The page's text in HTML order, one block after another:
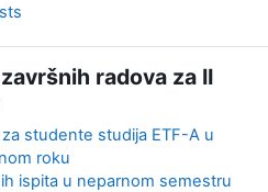
radova za II
studente studija ETF-A u
roku
ispita u neparnom semestru